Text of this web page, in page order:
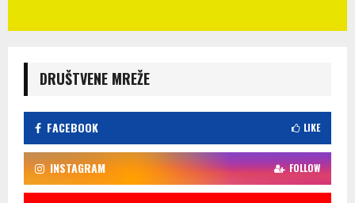
DRUŠTVENE MREŽE
FACEBOOK LIKE
INSTAGRAM FOLLOW